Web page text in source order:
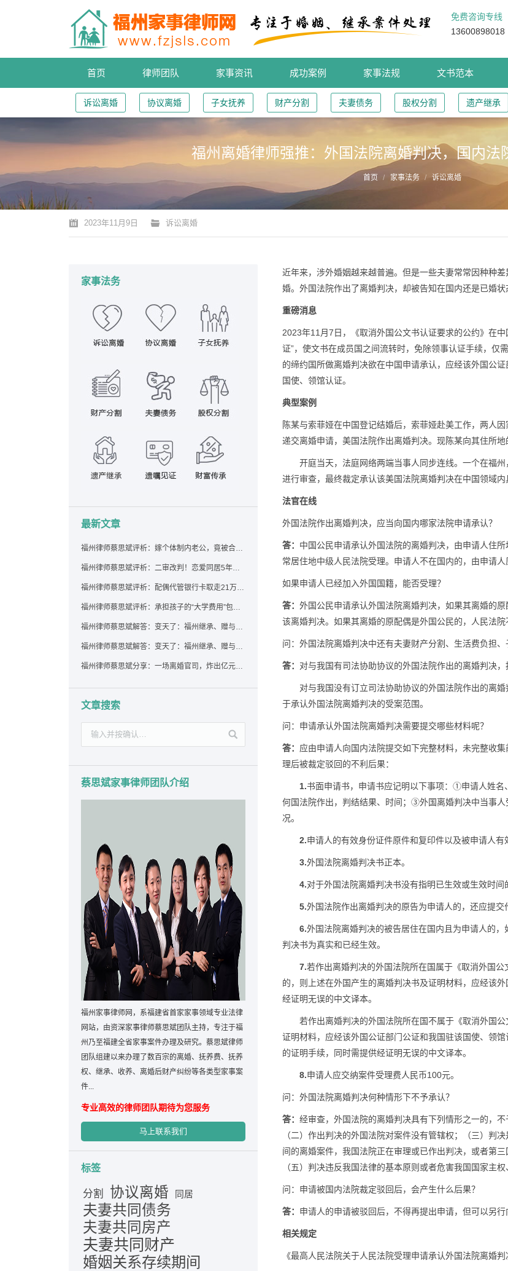
免费咨询专线
13600898018
首页 律师团队 家事资讯 成功案例 家事法规 文书范本
诉讼离婚 协议离婚 子女抚养 财产分割 夫妻债务 股权分割 遗产继承
福州离婚律师强推：外国法院离婚判决，国内法
首页 家事法务 诉讼离婚
2023年11月9日 诉讼离婚
近年来，涉外婚姻越来越普遍。但是一些夫妻常常因种种
婚。外国法院作出了离婚判决，却被告知在国内还是已婚
重磅消息
2023年11月7日，《取消外国公文书认证要求的公约》在
证”，使文书在成员国之间流转时，免除领事认证手续，仅
的缔约国所做离婚判决欲在中国申请承认，应经该外国公
国使、领馆认证。
典型案例
陈某与索菲娅在中国登记结婚后，索菲娅赴美工作，两人
递交离婚申请，美国法院作出离婚判决。现陈某向其住所
开庭当天，法庭网络两端当事人同步连线。一个在福
进行审查，最终裁定承认该美国法院离婚判决在中国领域内
法官在线
外国法院作出离婚判决，应当向国内哪家法院申请承认？
答： 中国公民申请承认外国法院的离婚判决，由申请人住
常居住地中级人民法院受理。申请人不在国内的，由申请人
如果申请人已经加入外国国籍，能否受理？
答： 外国公民申请承认外国法院离婚判决，如果其离婚的
该离婚判决。如果其离婚的原配偶是外国公民的，人民法
问：外国法院离婚判决中还有夫妻财产分割、生活费负担
答： 对与我国有司法协助协议的外国法院作出的离婚判决，
对与我国没有订立司法协助协议的外国法院作出的离
于承认外国法院离婚判决的受案范围。
问：申请承认外国法院离婚判决需要提交哪些材料呢？
答： 应由申请人向国内法院提交如下完整材料，未完整收
理后被裁定驳回的不利后果：
1.书面申请书，申请书应记明以下事项：①申请人姓
何国法院作出，判结结果、时间；③外国离婚判决中当事
况。
2.申请人的有效身份证件原件和复印件以及被申请人有
3.外国法院离婚判决书正本。
4.对于外国法院离婚判决书没有指明已生效或生效时
5.外国法院作出离婚判决的原告为申请人的，还应提
6.外国法院离婚判决的被告居住在国内且为申请人的
判决书为真实和已经生效。
7.若作出离婚判决的外国法院所在国属于《取消外国
的，则上述在外国产生的离婚判决书及证明材料，应经该
经证明无误的中文译本。
若作出离婚判决的外国法院所在国不属于《取消外国
证明材料，应经该外国公证部门公证和我国驻该国使、领
的证明手续，同时需提供经证明无误的中文译本。
8.申请人应交纳案件受理费人民币100元。
问：外国法院离婚判决何种情形下不予承认？
答： 经审查，外国法院的离婚判决具有下列情形之一的，
（二）作出判决的外国法院对案件没有管辖权；（三）判
间的离婚案件，我国法院正在审理或已作出判决，或者第
（五）判决违反我国法律的基本原则或者危害我国国家主权
问：申请被国内法院裁定驳回后，会产生什么后果？
答： 申请人的申请被驳回后，不得再提出申请，但可以另行
相关规定
《最高人民法院关于人民法院受理申请承认外国法院离婚
家事法务
最新文章
福州律师蔡思斌评析：嫁个体制内老公，竟被合伙设局背上近百万债务，婚前不查征信真要命！
福州律师蔡思斌评析：二审改判！恋爱同居5年为女友买车，分手后能要回吗？
福州律师蔡思斌评析：配偶代管银行卡取走21万，离婚后这笔钱还要得回来吗？
福州律师蔡思斌评析：承担孩子的“大学费用”包括高额留学费用吗？
福州律师蔡思斌解答：变天了：福州继承、赠与房产转让要收20%个税？福州国税官方回复来了！
福州律师蔡思斌解答：变天了：福州继承、赠与房产转让要收20%个税？福州国税官方回答来了！
福州律师蔡思斌分享：一场离婚官司，炸出亿元“糊涂账”：本想分割家产，结果“自爆”了家底
文章搜索
蔡思斌家事律师团队介绍
福州家事律师网，系福建省首家家事领域专业法律
网站，由资深家事律师蔡思斌团队主持，专注于福
州乃至福建全省家事案件办理及研究。蔡思斌律师
团队组建以来办理了数百宗的离婚、抚养费、抚养
权、继承、收养、离婚后财产纠纷等各类型家事案
件...
专业高效的律师团队期待为您服务
马上联系我们
标签
分割 协议离婚 同居
夫妻共同债务
夫妻共同房产
夫妻共同财产
婚姻关系存续期间